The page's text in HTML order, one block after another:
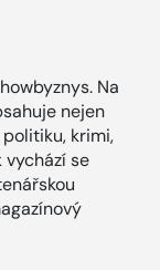
Na
nejen
krimi,
se